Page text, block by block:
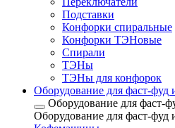
Подставки
Конфорки спиральные
Конфорки ТЭНовые
Спирали
ТЭНы
ТЭНы для конфорок
Оборудование для фаст-фуд
Оборудование для фаст-
Оборудование для фаст-фуд